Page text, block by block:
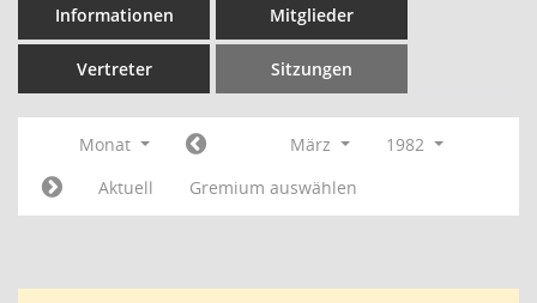
Informationen Mitglieder
Vertreter Sitzungen
Monat März
1982
Aktuell
Gremium auswählen